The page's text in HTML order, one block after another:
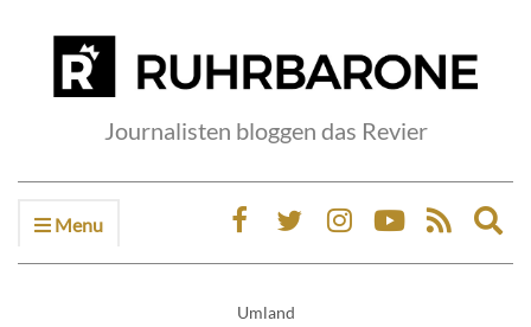
Journalisten bloggen das Revier
Menu
Umland